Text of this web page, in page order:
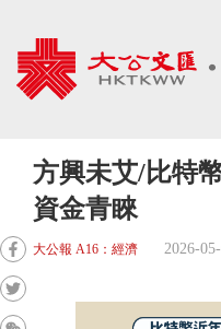
方興未艾/比特
資金青睞
大公報 A16：經濟 2026-